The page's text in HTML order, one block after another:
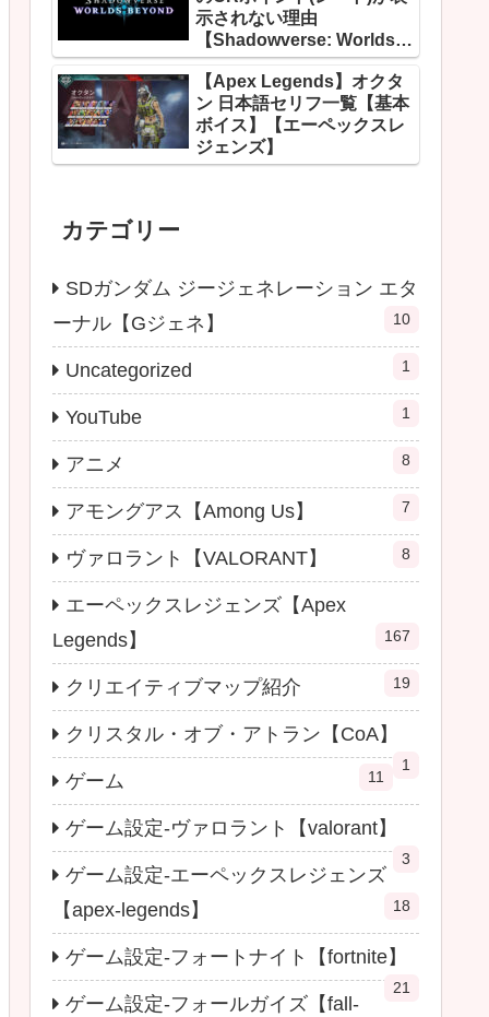
示されない理由
【Shadowverse: Worlds
Beyond】
【Apex Legends】オクタ
ン 日本語セリフ一覧【基本
ボイス】【エーペックスレ
ジェンズ】
カテゴリー
SDガンダム ジージェネレーション エタ
ーナル【Gジェネ】
10
Uncategorized 1
YouTube 1
アニメ 8
アモングアス【Among Us】 7
ヴァロラント【VALORANT】 8
エーペックスレジェンズ【Apex
Legends】
167
クリエイティブマップ紹介 19
クリスタル・オブ・アトラン【CoA】
1
ゲーム 11
ゲーム設定-ヴァロラント【valorant】
3
ゲーム設定-エーペックスレジェンズ
【apex-legends】
18
ゲーム設定-フォートナイト【fortnite】
21
ゲーム設定-フォールガイズ【fall-